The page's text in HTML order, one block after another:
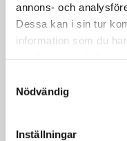
annons- och
Dessa kan i sin tur
information som du
Nödvändig
Inställningar
Som student på
ämneslärare har du
kallad VFU –